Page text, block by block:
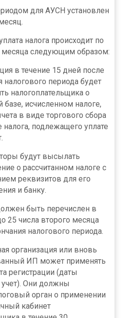
для АУСН установлен
налога происходит по
месяца следующим образом:
в течение 15 дней после
налогового периода будет
налогоплательщика о
базе, исчисленном налоге,
в виде торгового сбора
налога, подлежащего уплате
будут высылать
о рассчитанном налоге с
реквизитов для его
и банку.
быть перечислен в
25 числа второго месяца
налогового периода.
организация или вновь
ИП может применять
регистрации (даты
учет). Они должны
орган о применении
кабинет